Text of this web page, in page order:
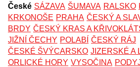
České SÁZAVA ŠUMAVA RALSKO
KRKONOŠE PRAHA ČESKÝ A
BRDY ČESKÝ KRAS A
JIŽNÍ ČECHY POLABÍ ČESKÝ RÁJ
ČESKÉ ŠVÝCARSKO JIZERSKÉ A
ORLICKÉ HORY VYSOČINA